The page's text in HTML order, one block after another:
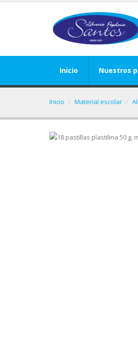
Inicio Nuestros
Inicio Material escolar